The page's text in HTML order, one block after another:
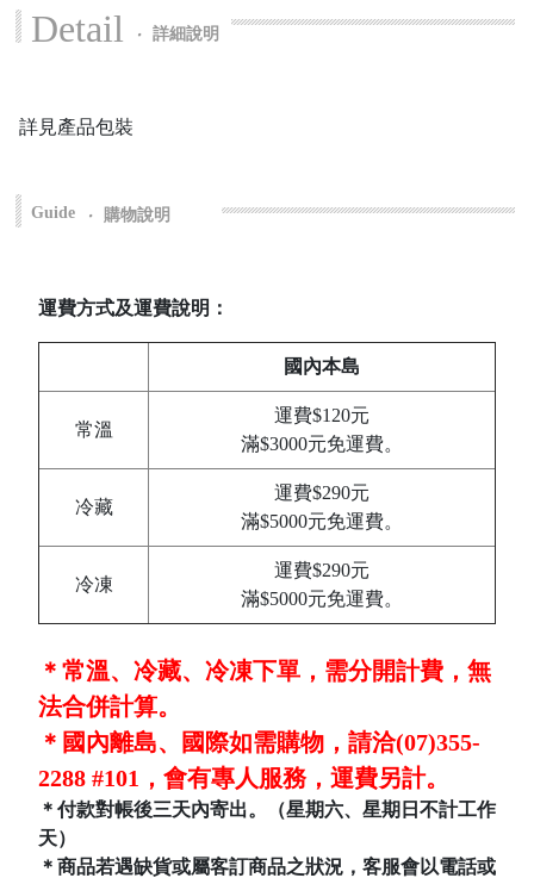
Detail ‧ 詳細說明
詳見產品包裝
Guide ‧ 購物說明
運費方式及運費說明：
國內本島
常溫
運費$120元
滿$3000元免運費。
冷藏
運費$290元
滿$5000元免運費。
冷凍
運費$290元
滿$5000元免運費。
＊常溫、冷藏、冷凍下單，需分開計費，無
法合併計算。
＊國內離島、國際如需購物，請洽(07)355-
2288 #101，會有專人服務，運費另計。
＊付款對帳後三天內寄出。（星期六、星期日不計工作
天）
＊商品若遇缺貨或屬客訂商品之狀況，客服會以電話或